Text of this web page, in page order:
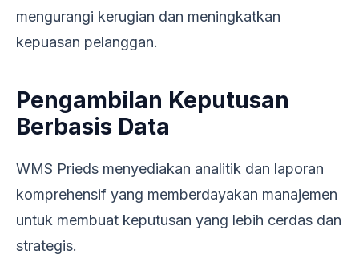
mengurangi kerugian dan meningkatkan
kepuasan pelanggan.
Pengambilan Keputusan
Berbasis Data
WMS Prieds menyediakan analitik dan laporan
komprehensif yang memberdayakan manajemen
untuk membuat keputusan yang lebih cerdas dan
strategis.